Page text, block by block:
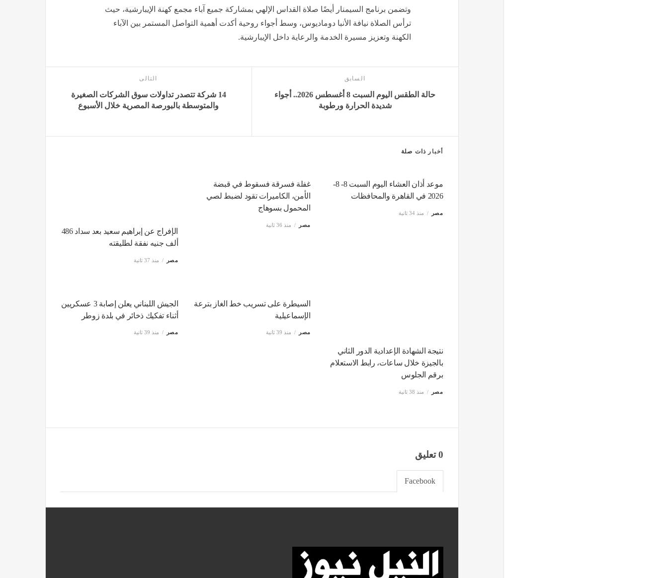
وتضمن برنامج السيمنار أيضًا صلاة القداس الإلهي بمشاركة جميع آباء مجمع كهنة الإيبارشية، حيث
ترأس الصلاة نيافة الأنبا دوماديوس، وسط أجواء روحية أكدت أهمية التواصل المستمر بين الآباء
الكهنة وتعزيز مسيرة الخدمة والرعاية داخل الإيبارشية.
السابق
حالة الطقس اليوم السبت 8 أغسطس 2026.. أجواء
شديدة الحرارة ورطوبة
التالى
14 شركة تتصدر تداولات سوق الشركات الصغيرة
والمتوسطة بالبورصة المصرية خلال الأسبوع
أخبار ذات صلة
موعد أذان العشاء اليوم السبت 8- 8-
2026 في القاهرة والمحافظات
مصر منذ 34 ثانية
غفلة فسرقة فسقوط في قبضة
الأمن، الكاميرات تقود لضبط لصي
المحمول بسوهاج
مصر منذ 36 ثانية
الإفراج عن إبراهيم سعيد بعد سداد 486
ألف جنيه نفقة لطليقته
مصر منذ 37 ثانية
نتيجة الشهادة الإعدادية الدور الثاني
بالجيزة خلال ساعات، رابط الاستعلام
برقم الجلوس
مصر منذ 38 ثانية
السيطرة على تسريب خط الغاز بترعة
الإسماعيلية
مصر منذ 39 ثانية
الجيش اللبناني يعلن إصابة 3 عسكريين
أثناء تفكيك ذخائر في بلدة زوطر
مصر منذ 39 ثانية
0 تعليق
Facebook